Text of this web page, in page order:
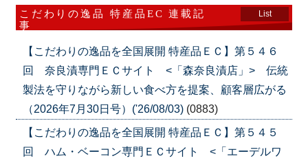
こだわりの逸品 特産品EC 連載記
事
List
【こだわりの逸品を全国展開 特産品ＥＣ】第５４６
回 奈良漬専門ＥＣサイト <「森奈良漬店」> 伝統
製法を守りながら新しい食べ方を提案、顧客層広がる
（2026年7月30日号）('26/08/03) (0883)
【こだわりの逸品を全国展開 特産品ＥＣ】第５４５
回 ハム・ベーコン専門ＥＣサイト <「エーデルワ